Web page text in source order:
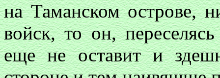
на Таманском острове,
войск, то он,
еще не оставит и